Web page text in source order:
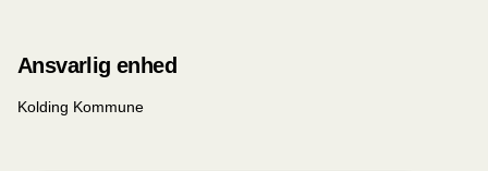
Ansvarlig enhed
Kolding Kommune